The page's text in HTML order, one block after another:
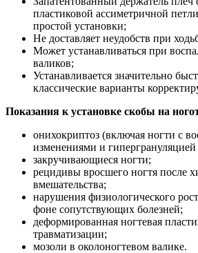
пластиковой ассиметричной
простой установки;
Не доставляет неудобств при
Может устанавливаться при
валиков;
Устанавливается значительно
классические варианты
Показания к установке скобы на
онихокриптоз (включая ногти с
изменениями и
закручивающиеся ногти;
рецидивы вросшего ногтя после
вмешательства;
нарушения физиологического
фоне сопутствующих болезней;
деформированная ногтевая
травматизации;
мозоли в околоногтевом валике.